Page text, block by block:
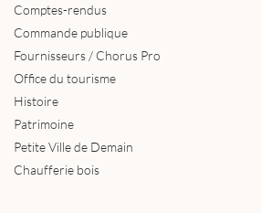
Comptes-rendus
Commande publique
Fournisseurs / Chorus Pro
Office du tourisme
Histoire
Patrimoine
Petite Ville de Demain
Chaufferie bois